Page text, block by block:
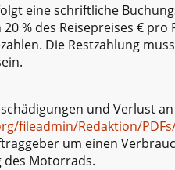
eine schriftliche
% des Reisepreises €
Die Restzahlung
und Verlust
fileadmin/Redaktion/
um einen
des Motorrads.